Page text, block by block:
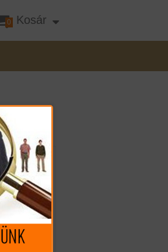
Kosár
0